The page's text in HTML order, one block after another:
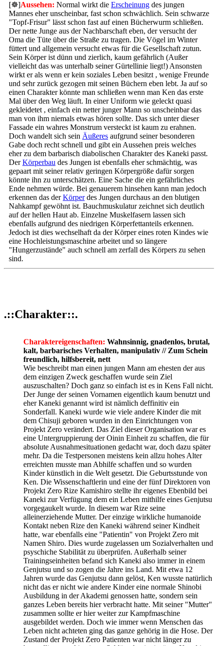
[☸]Aussehen: Normal wirkt die Erscheinung des jungen
Mannes eher unscheinbar, fast schon schwächlich. Sein schwarze
"Topf-Frisur" lässt schon fast auf einen Bücherwurm schließen.
Der nette Junge aus der Nachbarschaft eben, der versucht der
Oma die Tüte über die Straße zu tragen. Die Vögel im Winter
füttert und allgemein versucht etwas für die Gesellschaft zutun.
Sein Körper ist dünn und zierlich, kaum gefährlich (Außer
vielleicht das was unterhalb seiner Gürtellinie liegt!) Ansonsten
wirkt er als wenn er kein soziales Leben besitzt , wenige Freunde
und sehr zurück gezogen mit seinen Büchern eben lebt. Ja auf so
einen Charakter könnte man schließen wenn man Ken das erste
Mal über den Weg läuft. In einer Uniform wie geleckt quasi
gekleidetet , einfach ein netter junger Mann so unscheinbar das
man von ihm niemals etwas hören sollte. Das sich unter dieser
Fassade ein wahres Monstrum versteckt ist kaum zu erahnen.
Doch wandelt sich sein Äußeres aufgrund seiner besonderen
Gabe doch recht schnell und gibt ein Aussehen preis welches
eher zu dem barbarisch diabolischen Charakter des Kaneki passt.
DerKörperbau des Jungen ist ebenfalls eher schmächtig, was
gepaart mit seiner relativ geringen Körpergröße dafür sorgen
könnte ihn zu unterschätzen. Eine Sache die ein gefährliches
Ende nehmen würde. Bei genauerem hinsehen kann man jedoch
erkennen das derKörperdes Jungen durchaus an den blutigen
Nahkampf gewöhnt ist. Bauchmuskulatur zeichnet sich deutlich
auf der hellen Haut ab. Einzelne Muskelfasern lassen sich
ebenfalls aufgrund des niedrigen Körperfettanteils erkennen.
Jedoch ist dies wechselhaft da der Körper eines roten Kindes wie
eine Hochleistungsmaschine arbeitet und so längere
"Hungerzustände" auch schnell am zerfall des Körpers zu sehen
sind.
.::Charakter::.
Charaktereigenschaften: Wahnsinnig, gnadenlos, brutal,
kalt, barbarisches Verhalten, manipulativ // Zum Schein
freundlich, hilfsbereit, nett
Wie beschreibt man einen jungen Mann am ehesten der aus
dem einzigen Zweck geschaffen wurde sein Ziel
auszuschalten? Doch ganz so einfach ist es in Kens Fall nicht.
Der Junge der seinen Vornamen eigentlich kaum benutzt und
eher Kaneki genannt wird ist nämlich deffinitiv ein
Sonderfall. Kaneki wurde wie viele andere Kinder die mit
dem Chisuji geboren wurden in den Einrichtungen von
Projekt Zero verändert. Das Ziel dieser Organisation war es
eine Untergruppierung der Oinin Einheit zu schaffen, die für
absolute Ausnahmesituationen gedacht war, doch dazu später
mehr. Da die Testpersonen meistens kein allzu hohes Alter
erreichten musste man Abhilfe schaffen und so wurden
Kinder künstlich in die Welt gesetzt. Die Geburtsstunde von
Ken. Die Wissenschaftlerin und eine der fünf Direktoren von
Projekt Zero Rize Kamishiro stellte ihr eigenes Ebenbild bei
Kaneki zur Verfügung dem ein Leben mithilfe eines Genjutsu
vorgegaukelt wurde. In diesem war Rize seine
alleinerziehende Mutter. Der einzige wirkliche humanoide
Kontakt neben Rize den Kaneki während seiner Kindheit
hatte, war ebenfalls eine "Patientin" von Projekt Zero mit
Namen Shiro. Dies wurde zugelassen um Sozialverhalten und
psyschiche Stabilität zu überprüfen. Außerhalb seiner
Trainingseinheiten befand sich Kaneki also immer in einem
Genjutsu und so zogen die Jahre ins Land. Mit etwa 12
Jahren wurde das Genjutsu dann gelöst, Ken wusste natürlich
nicht das er nicht wie andere Kinder eine normale Shinobi
Ausbildung in der Akademi genossen hatte, sondern sein
ganzes Leben bereits hier verbracht hatte. Mit seiner "Mutter"
zusammen sollte er hier weiter zur Kampfmaschine
ausgebildet werden. Doch wie immer wenn Menschen das
Leben nicht achteten ging das ganze gehörig in die Hose. Der
Zustand der Projekt Zero Patienten war nicht länger zu